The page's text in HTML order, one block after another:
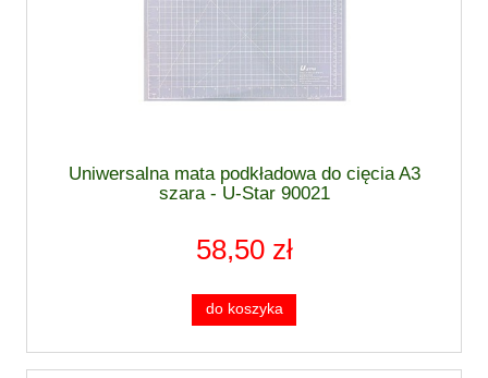
Uniwersalna mata podkładowa do cięcia A3
szara - U-Star 90021
58,50 zł
do koszyka